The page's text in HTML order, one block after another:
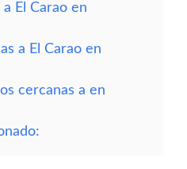
El Carao en
a El Carao en
cercanas a en